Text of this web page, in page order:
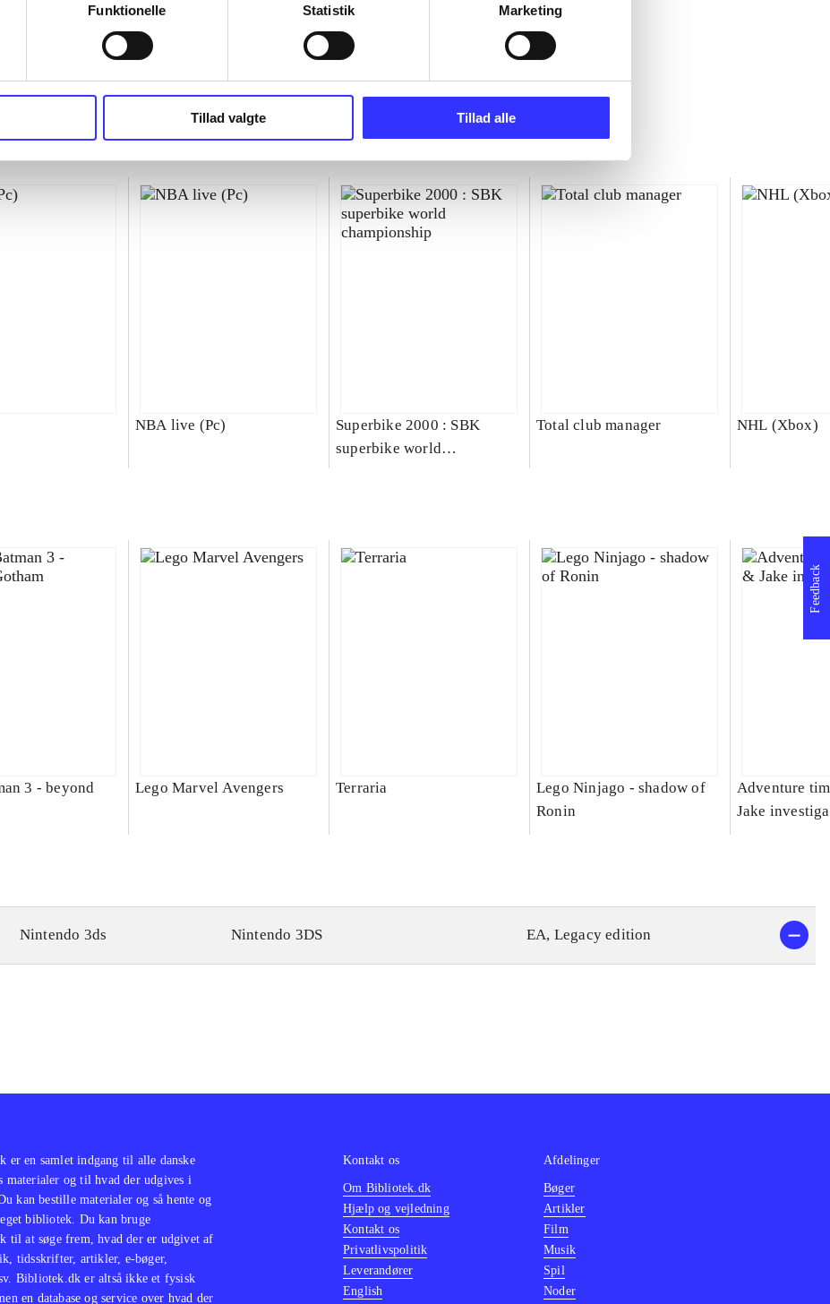
Funktionelle Statistik Marketing
Tillad valgte Tillad alle
NBA live (Pc)
Superbike 2000 : SBK
superbike world
Total club manager NHL (Xbox)
3 - beyond
Lego Marvel Avengers Terraria
Lego Ninjago - shadow of
Ronin
Adventure
Jake
Nintendo 3ds Nintendo 3DS EA, Legacy edition
Feedback
er en samlet indgang til alle danske
materialer og til hvad der udgives i
kan bestille materialer og så hente og
bibliotek. Du kan bruge
til at søge frem, hvad der er udgivet af
tidsskrifter, artikler, e-bøger,
Bibliotek.dk er altså ikke et fysisk
en database og service over hvad der
Kontakt os
Om Bibliotek.dk
Hjælp og vejledning
Kontakt os
Privatlivspolitik
Leverandører
English
Afdelinger
Bøger
Artikler
Film
Musik
Spil
Noder